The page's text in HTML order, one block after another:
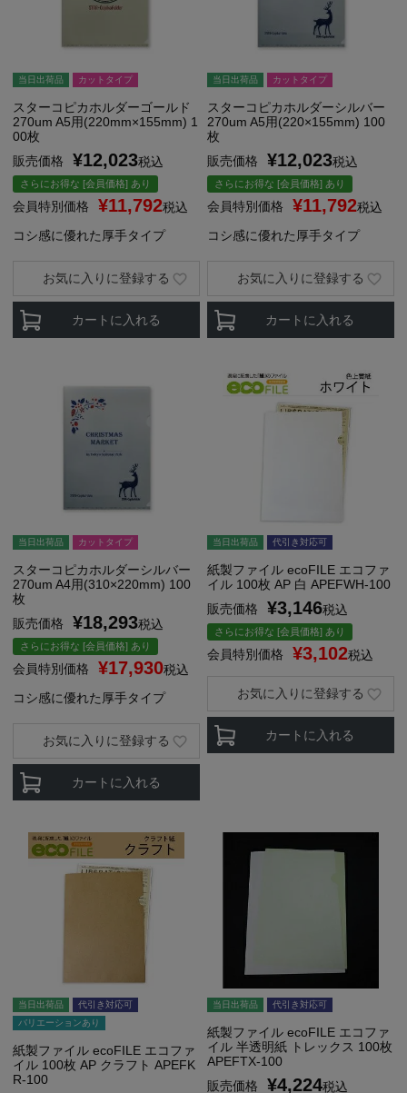
当日出荷品 カットタイプ
スターコピカホルダーゴールド
270um A5用(220mm×155mm) 1
00枚
販売価格
¥12,023税込
さらにお得な [会員価格] あり
会員特別価格 ¥11,792税込
コシ感に優れた厚手タイプ
カートに入れる
お気に入りに登録する
当日出荷品 カットタイプ
スターコピカホルダーシルバー
270um A5用(220×155mm) 100
枚
販売価格
¥12,023税込
さらにお得な [会員価格] あり
会員特別価格 ¥11,792税込
コシ感に優れた厚手タイプ
カートに入れる
お気に入りに登録する
当日出荷品 カットタイプ
スターコピカホルダーシルバー
270um A4用(310×220mm) 100
枚
販売価格
¥18,293税込
さらにお得な [会員価格] あり
会員特別価格 ¥17,930税込
コシ感に優れた厚手タイプ
カートに入れる
お気に入りに登録する
当日出荷品 代引き対応可
紙製ファイル ecoFILE エコファ
イル 100枚 AP 白 APEFWH-100
販売価格
¥3,146税込
さらにお得な [会員価格] あり
会員特別価格 ¥3,102税込
カートに入れる
お気に入りに登録する
当日出荷品
代引き対応可
バリエーションあり
紙製ファイル ecoFILE エコファ
イル 100枚 AP クラフト APEFK
R-100
当日出荷品 代引き対応可
紙製ファイル ecoFILE エコファ
イル 半透明紙 トレックス 100枚
APEFTX-100
販売価格
¥4,224税込